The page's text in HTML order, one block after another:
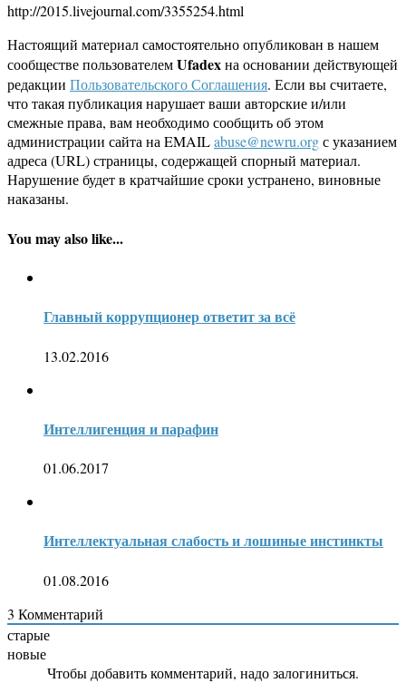
http://2015.livejournal.com/3355254.html
Настоящий материал самостоятельно опубликован в нашем
сообществе пользователемUfadexна основании действующей
редакции Пользовательского Соглашения. Если вы считаете,
что такая публикация нарушает ваши авторские и/или
смежные права, вам необходимо сообщить об этом
администрации сайта на EMAILabuse@newru.orgс указанием
адреса (URL) страницы, содержащей спорный материал.
Нарушение будет в кратчайшие сроки устранено, виновные
наказаны.
You may also like...
Главный коррупционер ответит за всё
13.02.2016
Интеллигенция и парафин
01.06.2017
Интеллектуальная слабость и лошиные инстинкты
01.08.2016
3 Комментарий
старые
новые
Чтобы добавить комментарий, надо залогиниться.